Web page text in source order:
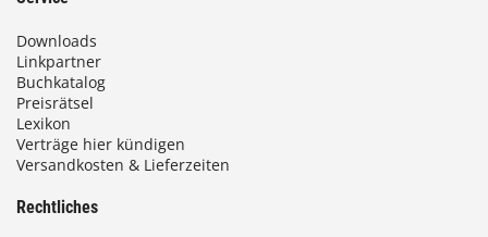
Downloads
Linkpartner
Buchkatalog
Preisrätsel
Lexikon
Verträge hier kündigen
Versandkosten & Lieferzeiten
Rechtliches